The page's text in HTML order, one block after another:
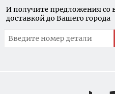
И получите предложения со
доставкой до Вашего города